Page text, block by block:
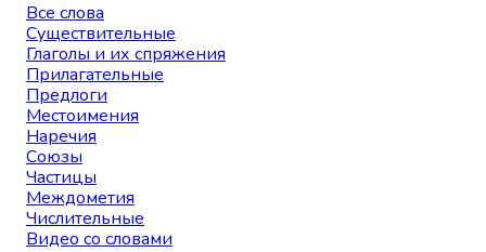
Все слова
Существительные
Глаголы и их спряжения
Прилагательные
Предлоги
Местоимения
Наречия
Союзы
Частицы
Междометия
Числительные
Видео со словами